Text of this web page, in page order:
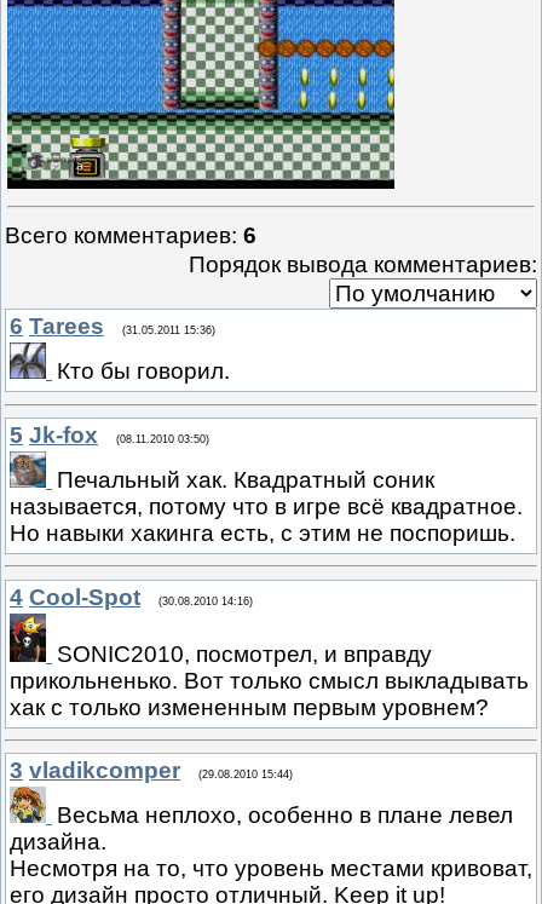
Всего комментариев: 6
Порядок вывода комментариев:
6 Tarees (31.05.2011 15:36)
Кто бы говорил.
5 Jk-fox (08.11.2010 03:50)
Печальный хак. Квадратный соник
называется, потому что в игре всё квадратное.
Но навыки хакинга есть, с этим не поспоришь.
4 Cool-Spot (30.08.2010 14:16)
SONIC2010, посмотрел, и вправду
прикольненько. Вот только смысл выкладывать
хак с только измененным первым уровнем?
3 vladikcomper (29.08.2010 15:44)
Весьма неплохо, особенно в плане левел
дизайна.
Несмотря на то, что уровень местами кривоват,
его дизайн просто отличный. Keep it up!